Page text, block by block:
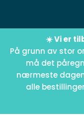
☀️ Vi er
På grunn av stor
må det
nærmeste
alle